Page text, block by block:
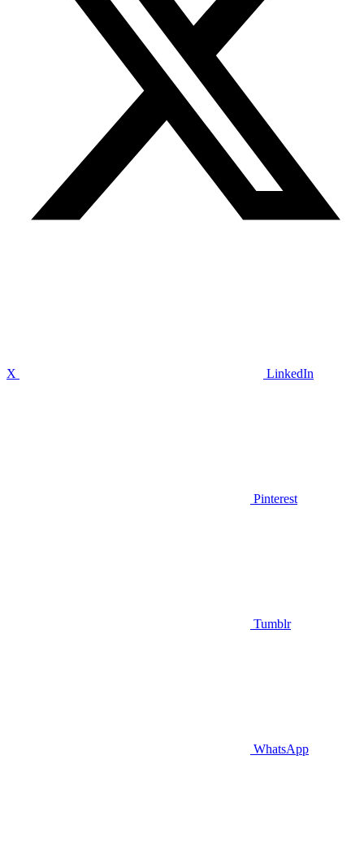
X LinkedIn
Pinterest
Tumblr
WhatsApp